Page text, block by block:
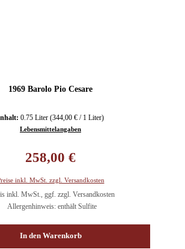
1969 Barolo Pio Cesare
0.75 Liter (344,00 € / 1 Liter)
Lebensmittelangaben
258,00 €
inkl. MwSt. zzgl. Versandkosten
inkl. MwSt., ggf. zzgl. Versandkosten
Allergenhinweis: enthält Sulfite
In den Warenkorb